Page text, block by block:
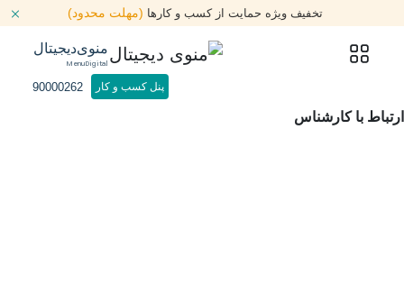
تخفیف ویژه حمایت از کسب و کارها (مهلت محدود)
منوی‌دیجیتال
MenuDigital
پنل کسب و کار
90000262
ارتباط با کارشناس